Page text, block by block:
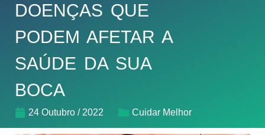
DOENÇAS QUE
PODEM AFETAR A
SAÚDE DA SUA
BOCA
24 Outubro / 2022 Cuidar Melhor